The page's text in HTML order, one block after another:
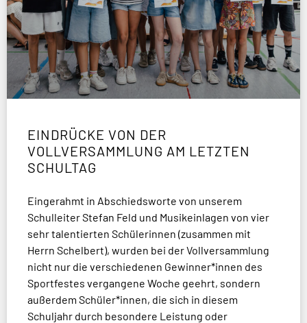
EINDRÜCKE VON DER
VOLLVERSAMMLUNG AM LETZTEN
SCHULTAG
Eingerahmt in Abschiedsworte von unserem
Schulleiter Stefan Feld und Musikeinlagen von vier
sehr talentierten Schülerinnen (zusammen mit
Herrn Schelbert), wurden bei der Vollversammlung
nicht nur die verschiedenen Gewinner*innen des
Sportfestes vergangene Woche geehrt, sondern
außerdem Schüler*innen, die sich in diesem
Schuljahr durch besondere Leistung oder